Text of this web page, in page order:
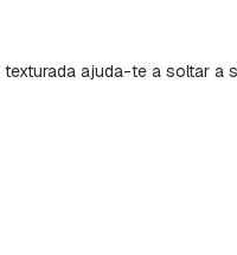
ajuda-te a soltar